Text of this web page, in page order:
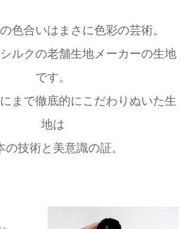
色合いはまさに色彩の芸術。
ルクの老舗生地メーカーの生地
です。
まで徹底的にこだわりぬいた生
地は
の技術と美意識の証。